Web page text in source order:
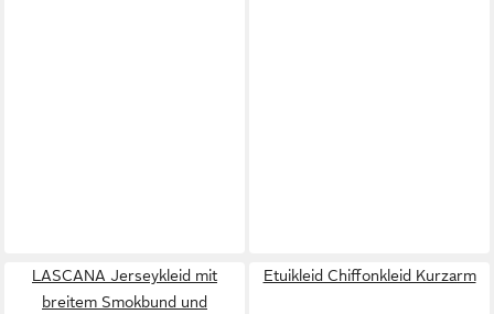
LASCANA Jerseykleid mit
breitem Smokbund und
Etuikleid Chiffonkleid Kurzarm